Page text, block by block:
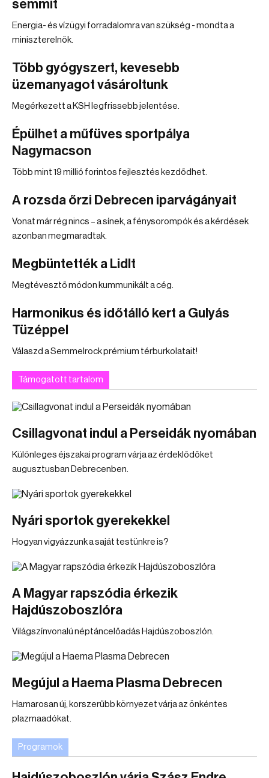
semmit
Energia- és vízügyi forradalomra van szükség - mondta a
miniszterelnök.
Több gyógyszert, kevesebb
üzemanyagot vásároltunk
Megérkezett a KSH legfrissebb jelentése.
Épülhet a műfüves sportpálya
Nagymacson
Több mint 19 millió forintos fejlesztés kezdődhet.
A rozsda őrzi Debrecen iparvágányait
Vonat már rég nincs – a sínek, a fénysorompók és a kérdések
azonban megmaradtak.
Megbüntették a Lidlt
Megtévesztő módon kummunikált a cég.
Harmonikus és időtálló kert a Gulyás
Tüzéppel
Válaszd a Semmelrock prémium térburkolatait!
Támogatott tartalom
Csillagvonat indul a Perseidák nyomában
Különleges éjszakai program várja az érdeklődőket
augusztusban Debrecenben.
Nyári sportok gyerekekkel
Hogyan vigyázzunk a saját testünkre is?
A Magyar rapszódia érkezik
Hajdúszoboszlóra
Világszínvonalú néptáncelőadás Hajdúszoboszlón.
Megújul a Haema Plasma Debrecen
Hamarosan új, korszerűbb környezet várja az önkéntes
plazmaadókat.
Programok